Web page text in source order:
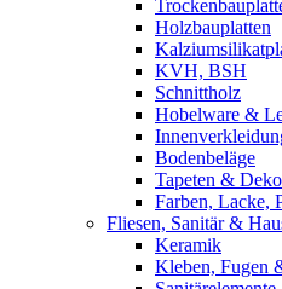
Holzbauplatten
KVH, BSH
Schnittholz
Hobelware &
Bodenbeläge
Tapeten & Deko
Farben, Lacke,
Fliesen, Sanitär &
Keramik
Kleben, Fugen